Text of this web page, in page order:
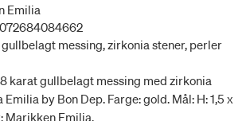
Emilia
messing, zirkonia stener, perler
karat gullbelagt messing med zirkonia
by Bon Dep. Farge: gold. Mål: H: 1,5 x
Marikken Emilia.